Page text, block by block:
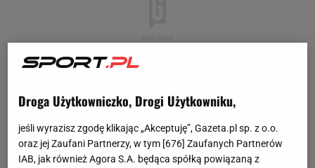
Droga Użytkowniczko, Drogi Użytkowniku,
jeśli wyrazisz zgodę klikając „Akceptuję”, Gazeta.pl sp. z o.o.
oraz jej Zaufani Partnerzy, w tym [676] Zaufanych Partnerów
IAB, jak również Agora S.A. będąca spółką powiązaną z